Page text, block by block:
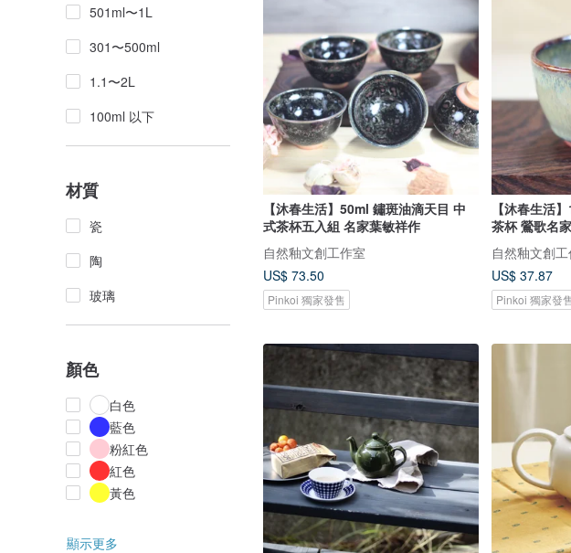
501ml〜1L
301〜500ml
1.1〜2L
100ml 以下
材質
瓷
陶
玻璃
顏色
白色
藍色
粉紅色
紅色
黃色
顯示更多
【沐春生活】50ml 鏽斑油滴天目 中
式茶杯五入組 名家葉敏祥作
自然釉文創工作室
US$ 73.50
Pinkoi 獨家發售
【沐春生活
茶杯 鶯歌名
自然釉文創
US$ 37.87
Pinkoi 獨家發